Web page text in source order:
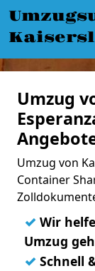
Umzug
Umzug von
Container
✓ Wir
Umzug
✓ Schnell